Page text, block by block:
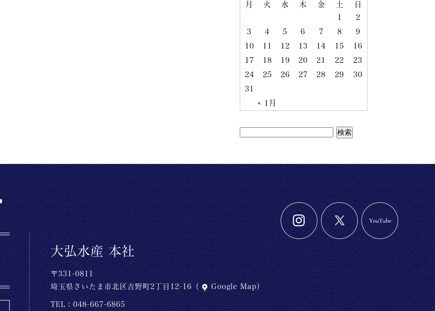
月 火 水 木 金 土 日
« 1月
1
2
3
4 5 6 7 8
9
10
11 12 13 14 15
16
17
18 19 20 21 22
23
24
25 26 27 28 29
30
31
大弘水産 本社
〒331-0811
埼玉県さいたま市北区吉野町2丁目12-16（
Google Map）
TEL： 048-667-6865